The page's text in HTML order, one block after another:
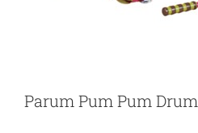
Parum Pum Pum Drum